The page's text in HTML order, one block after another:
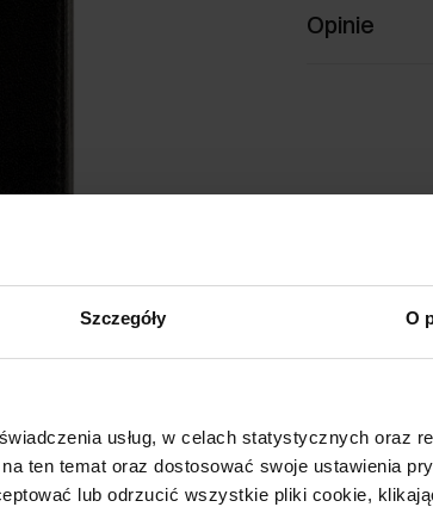
Szczegóły O
usług, w celach statystycznych oraz
ten temat oraz dostosować swoje ustawienia
lub odrzucić wszystkie pliki cookie,
Opinie